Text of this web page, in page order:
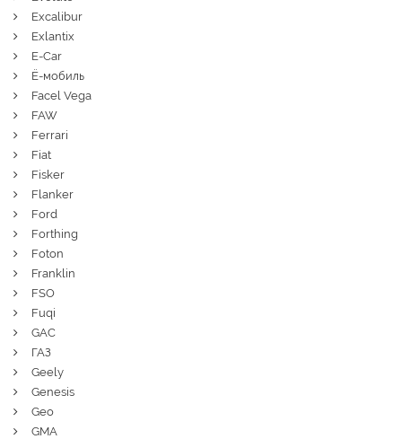
Excalibur
Exlantix
E-Car
Ё-мобиль
Facel Vega
FAW
Ferrari
Fiat
Fisker
Flanker
Ford
Forthing
Foton
Franklin
FSO
Fuqi
GAC
ГАЗ
Geely
Genesis
Geo
GMA